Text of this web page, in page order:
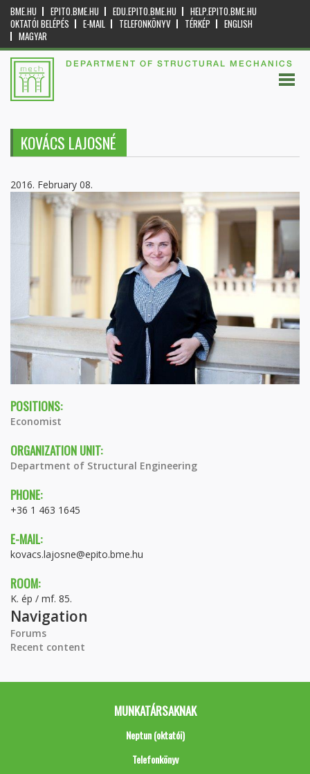
BME.HU EPITO.BME.HU EDU.EPITO.BME.HU
HELP.EPITO.BME.HU
OKTATÓI BELÉPÉS
E-MAIL TELEFONKÖNYV TÉRKÉP
ENGLISH
MAGYAR
DEPARTMENT OF STRUCTURAL MECHANICS
KOVÁCS LAJOSNÉ
2016. February 08.
POSITIONS:
Economist
ORGANIZATION UNIT:
Department of Structural Engineering
PHONE:
+36 1 463 1645
E-MAIL:
kovacs.lajosne@epito.bme.hu
ROOM:
K. ép / mf. 85.
Navigation
Forums
Recent content
MUNKATÁRSAKNAK
Neptun (oktatói)
Telefonkönyv